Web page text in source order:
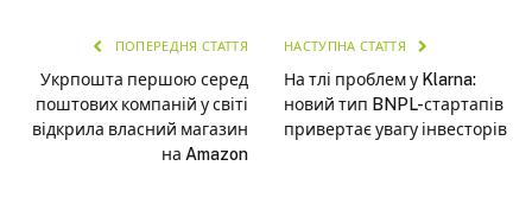
ПОПЕРЕДНЯ СТАТТЯ
Укрпошта першою серед
поштових компаній у світі
відкрила власний магазин
на Amazon
НАСТУПНА СТАТТЯ
На тлі проблем у Klarna:
новий тип BNPL-стартапів
привертає увагу інвесторів